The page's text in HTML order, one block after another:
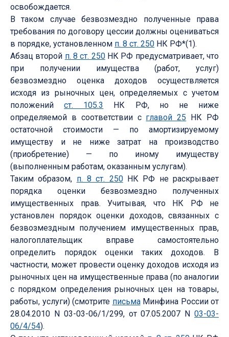
освобождается.
В таком случае безвозмездно полученные права
требования по договору цессии должны оцениваться
в порядке, установленном п. 8 ст. 250 НК РФ*(1).
Абзац второй п. 8 ст. 250НК РФ предусматривает, что
при получении имущества (работ, услуг)
безвозмездно оценка доходов осуществляется
исходя из рыночных цен, определяемых с учетом
положенийст. 105.3
НК РФ, но не ниже
определяемой в соответствии с главой 25 НК РФ
остаточной стоимости — по амортизируемому
имуществу и не ниже затрат на производство
(приобретение) — по иному имуществу
(выполненным работам, оказанным услугам).
Таким образом, п. 8 ст. 250НК РФ не раскрывает
порядка оценки безвозмездно полученных
имущественных прав. Учитывая, что НК РФ не
установлен порядок оценки доходов, связанных с
безвозмездным получением имущественных прав,
налогоплательщик вправе самостоятельно
определить порядок оценки таких доходов. В
частности, может провести оценку доходов исходя из
рыночных цен на имущественные права (по аналогии
с порядком определения рыночных цен на товары,
работы, услуги) (смотрите письмаМинфина России от
28.04.2010 N 03-03-06/1/299, от 07.05.2007 N 03-03-
06/4/54).